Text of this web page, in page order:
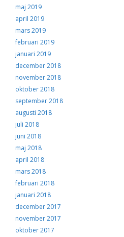
maj 2019
april 2019
mars 2019
februari 2019
januari 2019
december 2018
november 2018
oktober 2018
september 2018
augusti 2018
juli 2018
juni 2018
maj 2018
april 2018
mars 2018
februari 2018
januari 2018
december 2017
november 2017
oktober 2017